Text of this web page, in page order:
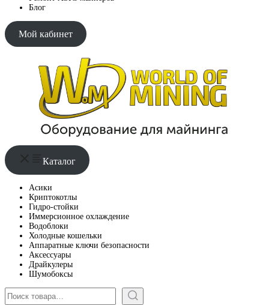
Блог
Мой кабинет
Каталог
Асики
Криптокотлы
Гидро-стойки
Иммерсионное охлаждение
Водоблоки
Холодные кошельки
Аппаратные ключи безопасности
Аксессуары
Драйкулеры
Шумобоксы
Поиск